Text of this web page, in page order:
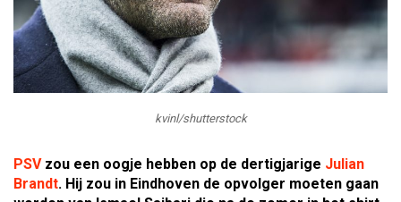
kvinl/shutterstock
PSVzou een oogje hebben op de dertigjarige Julian
Brandt. Hij zou in Eindhoven de opvolger moeten gaan